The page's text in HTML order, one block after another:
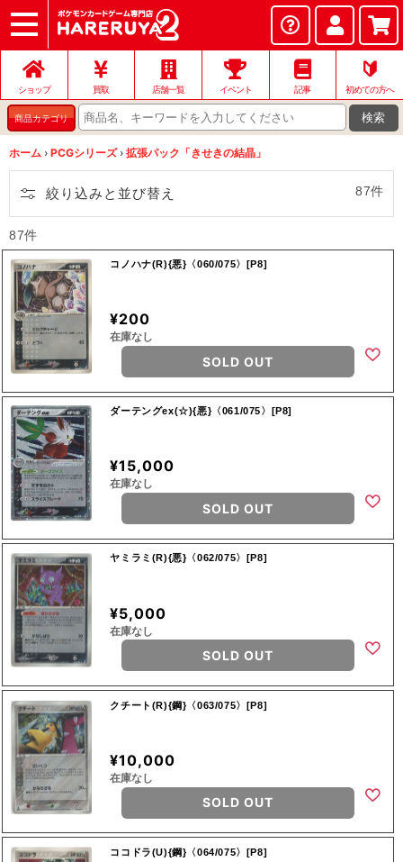
ショップ
店頭買取
ネット買取
店舗一覧
イベント
お問い合わせ
ショップ 買取 店舗一覧 イベント 記事
🔰
初めての方へ
商品カテゴリ 検索
ホーム › PCGシリーズ › 拡張パック「きせきの結晶」
絞り込みと並び替え 87件
87件
コノハナ(R){悪}〈060/075〉[P8]
¥200
在庫なし
SOLD OUT
ダーテングex(☆){悪}〈061/075〉[P8]
¥15,000
在庫なし
SOLD OUT
ヤミラミ(R){悪}〈062/075〉[P8]
¥5,000
在庫なし
SOLD OUT
クチート(R){鋼}〈063/075〉[P8]
¥10,000
在庫なし
SOLD OUT
ココドラ(U){鋼}〈064/075〉[P8]